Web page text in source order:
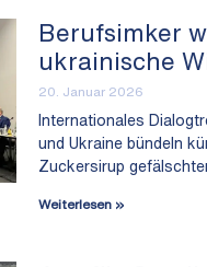
Berufsimker
ukrainische
20. Januar 2026
Internationales
und Ukraine bündeln
Zuckersirup
Weiterlesen »